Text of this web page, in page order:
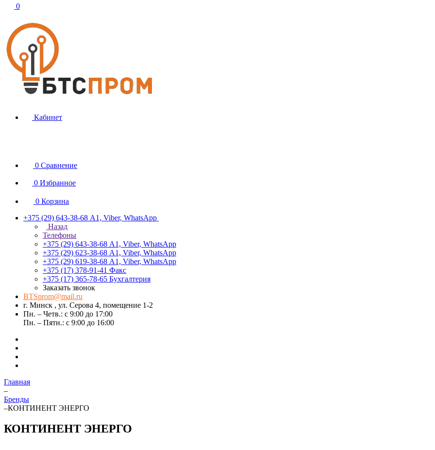
0
Кабинет
0 Сравнение
0 Избранное
0 Корзина
+375 (29) 643-38-68 А1, Viber, WhatsApp
Назад
Телефоны
+375 (29) 643-38-68 А1, Viber, WhatsApp
+375 (29) 623-38-68 А1, Viber, WhatsApp
+375 (29) 619-38-68 А1, Viber, WhatsApp
+375 (17) 378-91-41 Факс
+375 (17) 365-78-65 Бухгалтерия
Заказать звонок
BTSprom@mail.ru
г. Минск , ул. Серова 4, помещение 1-2
Пн. – Четв.: с 9:00 до 17:00
Пн. – Пятн.: с 9:00 до 16:00
Главная
–
Бренды
–КОНТИНЕНТ ЭНЕРГО
КОНТИНЕНТ ЭНЕРГО